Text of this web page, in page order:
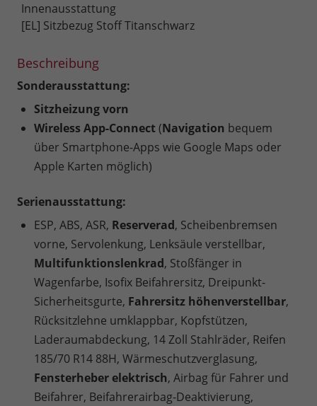
Innenausstattung
[EL] Sitzbezug Stoff Titanschwarz
Beschreibung
Sonderausstattung:
Sitzheizung vorn
Wireless App-Connect(Navigation bequem
über Smartphone-Apps wie Google Maps oder
Apple Karten möglich)
Serienausstattung:
ESP, ABS, ASR, Reserverad, Scheibenbremsen
vorne, Servolenkung, Lenksäule verstellbar,
Multifunktionslenkrad, Stoßfänger in
Wagenfarbe, Isofix Beifahrersitz, Dreipunkt-
Sicherheitsgurte, Fahrersitz höhenverstellbar,
Rücksitzlehne umklappbar, Kopfstützen,
Laderaumabdeckung, 14 Zoll Stahlräder, Reifen
185/70 R14 88H, Wärmeschutzverglasung,
Fensterheber elektrisch, Airbag für Fahrer und
Beifahrer, Beifahrerairbag-Deaktivierung,